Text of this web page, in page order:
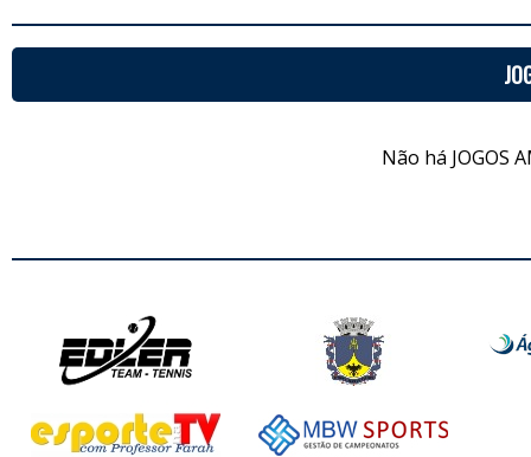
Não há JOGOS